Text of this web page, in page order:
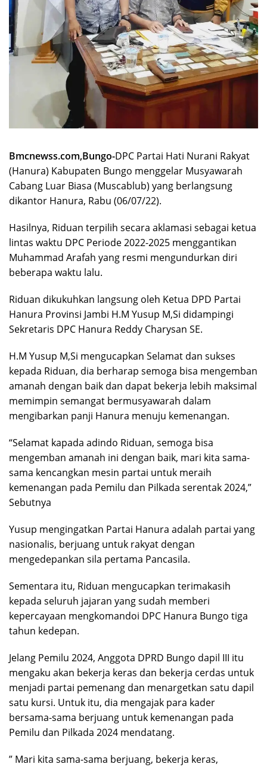
Bmcnewss.com,Bungo-DPC Partai Hati Nurani Rakyat
(Hanura) Kabupaten Bungo menggelar Musyawarah
Cabang Luar Biasa (Muscablub) yang berlangsung
dikantor Hanura, Rabu (06/07/22).
Hasilnya, Riduan terpilih secara aklamasi sebagai ketua
lintas waktu DPC Periode 2022-2025 menggantikan
Muhammad Arafah yang resmi mengundurkan diri
beberapa waktu lalu.
Riduan dikukuhkan langsung oleh Ketua DPD Partai
Hanura Provinsi Jambi H.M Yusup M,Si didampingi
Sekretaris DPC Hanura Reddy Charysan SE.
H.M Yusup M,Si mengucapkan Selamat dan sukses
kepada Riduan, dia berharap semoga bisa mengemban
amanah dengan baik dan dapat bekerja lebih maksimal
memimpin semangat bermusyawarah dalam
mengibarkan panji Hanura menuju kemenangan.
“Selamat kapada adindo Riduan, semoga bisa
mengemban amanah ini dengan baik, mari kita sama-
sama kencangkan mesin partai untuk meraih
kemenangan pada Pemilu dan Pilkada serentak 2024,”
Sebutnya
Yusup mengingatkan Partai Hanura adalah partai yang
nasionalis, berjuang untuk rakyat dengan
mengedepankan sila pertama Pancasila.
Sementara itu, Riduan mengucapkan terimakasih
kepada seluruh jajaran yang sudah memberi
kepercayaan mengkomandoi DPC Hanura Bungo tiga
tahun kedepan.
Jelang Pemilu 2024, Anggota DPRD Bungo dapil III itu
mengaku akan bekerja keras dan bekerja cerdas untuk
menjadi partai pemenang dan menargetkan satu dapil
satu kursi. Untuk itu, dia mengajak para kader
bersama-sama berjuang untuk kemenangan pada
Pemilu dan Pilkada 2024 mendatang.
” Mari kita sama-sama berjuang, bekerja keras,